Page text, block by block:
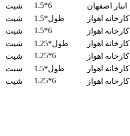
شیت 1.5*6 انبار اصفهان
شیت 1.5*طول کارخانه اهواز
شیت 1.5*6 کارخانه اهواز
شیت 1.25*طول کارخانه اهواز
شیت 1.25*6 کارخانه اهواز
شیت 1.5*طول کارخانه اهواز
شیت 1.25*6 کارخانه اهواز